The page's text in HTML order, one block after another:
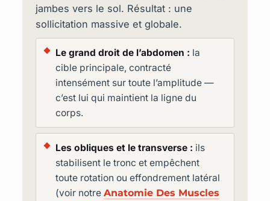
jambes vers le sol. Résultat : une
sollicitation massive et globale.
Le grand droit de l’abdomen : la
cible principale, contracté
intensément sur toute l’amplitude —
c’est lui qui maintient la ligne du
corps.
Les obliques et le transverse : ils
stabilisent le tronc et empêchent
toute rotation ou effondrement latéral
(voir notreAnatomie Des Muscles